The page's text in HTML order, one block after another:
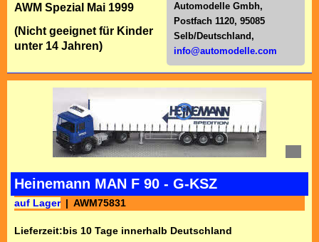
Automodelle Gmbh,
Postfach 1120, 95085
Selb/Deutschl and,
info@automodelle.com
AWM Spezial Mai 1999
(Nicht geeignet für Kinder
unter 14 Jahren)
Heinemann MAN F 90 - G-KSZ
auf Lager AWM75831
Lieferzeit:bis 10 Tage innerhalb Deutschland